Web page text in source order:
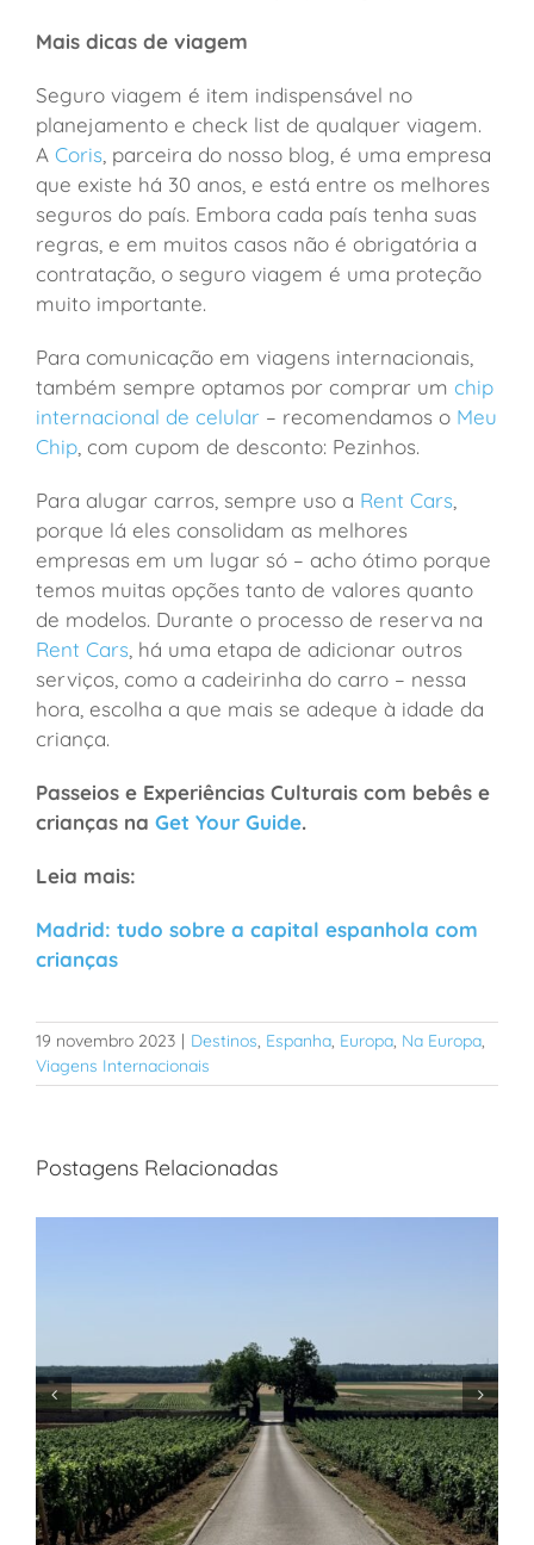
Mais dicas de viagem
Seguro viagem é item indispensável no
planejamento e check list de qualquer viagem.
A Coris, parceira do nosso blog, é uma empresa
que existe há 30 anos, e está entre os melhores
seguros do país. Embora cada país tenha suas
regras, e em muitos casos não é obrigatória a
contratação, o seguro viagem é uma proteção
muito importante.
Para comunicação em viagens internacionais,
também sempre optamos por comprar um chip
internacional de celular– recomendamos o Meu
Chip, com cupom de desconto: Pezinhos.
Para alugar carros, sempre uso a Rent Cars,
porque lá eles consolidam as melhores
empresas em um lugar só – acho ótimo porque
temos muitas opções tanto de valores quanto
de modelos. Durante o processo de reserva na
Rent Cars, há uma etapa de adicionar outros
serviços, como a cadeirinha do carro – nessa
hora, escolha a que mais se adeque à idade da
criança.
Passeios e Experiências Culturais com bebês e
crianças na Get Your Guide.
Leia mais:
Madrid: tudo sobre a capital espanhola com
crianças
19 novembro 2023 Destinos, Espanha, Europa, Na Europa,
Viagens Internacionais
Postagens Relacionadas